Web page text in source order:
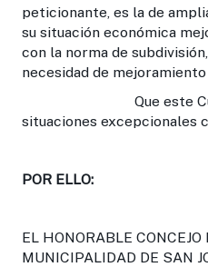
peticionante, es la de
su situación económica
con la norma de
necesidad de
Que este Cuerpo
situaciones excepcionales
POR ELLO:
EL HONORABLE
MUNICIPALIDAD DE SAN